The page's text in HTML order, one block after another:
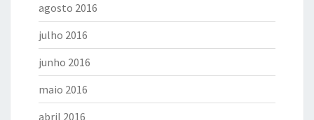
agosto 2016
julho 2016
junho 2016
maio 2016
abril 2016